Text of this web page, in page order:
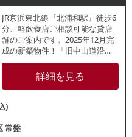
JR京浜東北線『北浦和駅』徒歩6
分、軽飲食店ご相談可能な貸店
舗のご案内です。2025年12月完
成の新築物件！「旧中山道沿
い」で視認性良好な1階路面店。
飲食については軽飲食のみとな
りますが、その他業種などお気
詳細を見る
)
常盤